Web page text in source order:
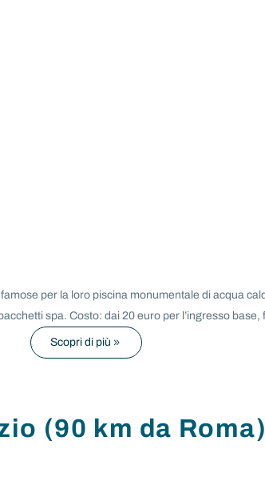
per la loro piscina monumentale di acqua
spa. Costo: dai 20 euro per l’ingresso base,
Scopri di più
(90 km da Roma)